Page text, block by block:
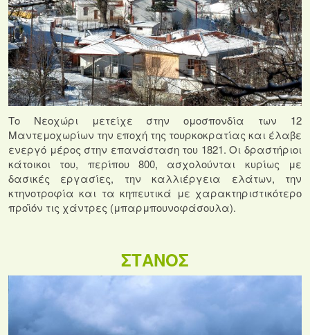
Το Νεοχώρι μετείχε στην ομοσπονδία των 12
Μαντεμοχωρίων την εποχή της τουρκοκρατίας και έλαβε
ενεργό μέρος στην επανάσταση του 1821. Οι δραστήριοι
κάτοικοι του, περίπου 800, ασχολούνται κυρίως με
δασικές εργασίες, την καλλιέργεια ελάτων, την
κτηνοτροφία και τα κηπευτικά με χαρακτηριστικότερο
προϊόν τις χάντρες (μπαρμπουνοφάσουλα).
ΣΤΑΝΟΣ